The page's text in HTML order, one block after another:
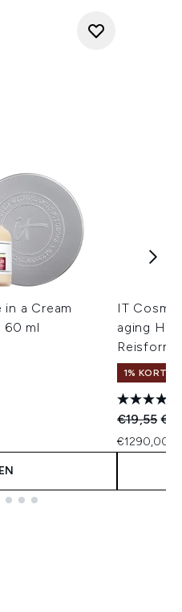
a Cream
60 ml
IT
aging
1%
€19,55
€1290,00